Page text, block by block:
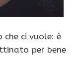
che ci vuole: è
per bene